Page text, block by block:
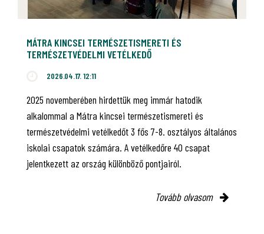
MÁTRA KINCSEI TERMÉSZETISMERETI ÉS
TERMÉSZETVÉDELMI VETÉLKEDŐ
2026.04.17. 12:11
2025 novemberében hirdettük meg immár hatodik
alkalommal a Mátra kincsei természetismereti és
természetvédelmi vetélkedőt 3 fős 7-8. osztályos általános
iskolai csapatok számára. A vetélkedőre 40 csapat
jelentkezett az ország különböző pontjairól.
Tovább olvasom